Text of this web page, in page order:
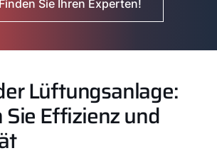
Finden Sie Ihren Experten!
Lüftungsanlage:
Sie Effizienz und